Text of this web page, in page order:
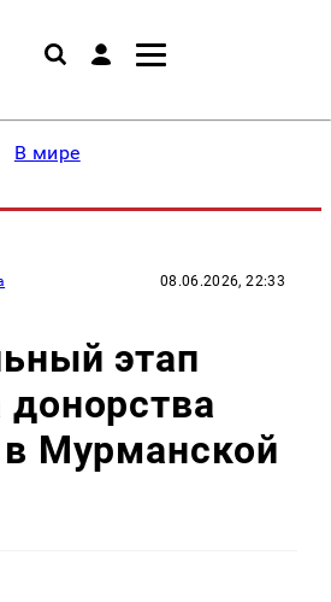
В мире
08.06.2026, 22:33
этап
донорства
в Мурманской